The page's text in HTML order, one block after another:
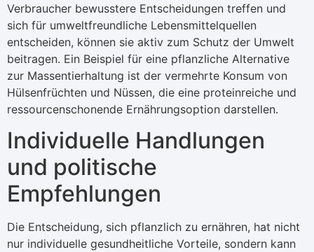
Verbraucher bewusstere Entscheidungen treffen und
sich für umweltfreundliche Lebensmittelquellen
entscheiden, können sie aktiv zum Schutz der Umwelt
beitragen. Ein Beispiel für eine pflanzliche Alternative
zur Massentierhaltung ist der vermehrte Konsum von
Hülsenfrüchten und Nüssen, die eine proteinreiche und
ressourcenschonende Ernährungsoption darstellen.
Individuelle Handlungen
und politische
Empfehlungen
Die Entscheidung, sich pflanzlich zu ernähren, hat nicht
nur individuelle gesundheitliche Vorteile, sondern kann